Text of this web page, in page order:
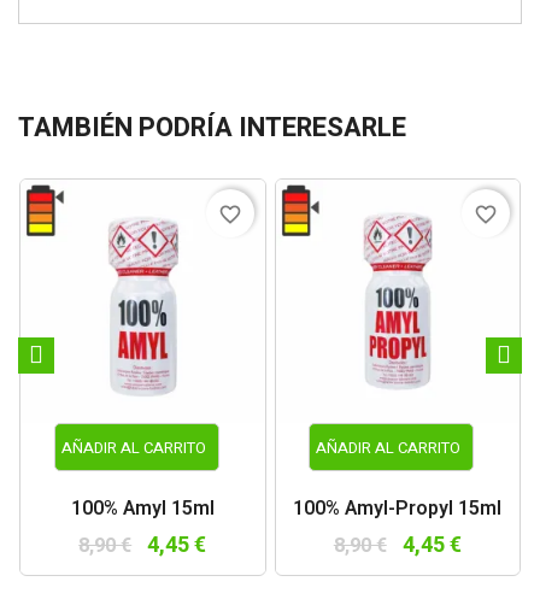
TAMBIÉN PODRÍA INTERESARLE
AÑADIR AL CARRITO
100% Amyl 15ml
8,90 € 4,45 €
favorite_border
AÑADIR AL CARRITO
100% Amyl-Propyl 15ml
8,90 € 4,45 €
favorite_border